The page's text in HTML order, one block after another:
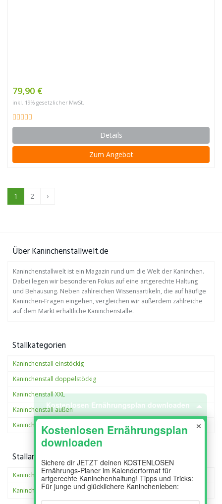
Kostenlosen Ernährungsplan downloaden
×
79,90 €
inkl. 19% gesetzlicher MwSt.
Details
Zum Angebot
1 2 ›
Über Kaninchenstallwelt.de
Kaninchenstallwelt ist ein Magazin rund um die Welt der Kaninchen.
Dabei legen wir besonderen Fokus auf eine artgerechte Haltung
und Behausung. Neben zahlreichen Wissensartikeln, die auf häufige
Kaninchen-Fragen eingehen, vergleichen wir außerdem zahlreiche
auf dem Markt erhältliche Kaninchenställe.
Stallkategorien
Kaninchenstall einstöckig
Kaninchenstall doppelstöckig
Kaninchenstall XXL
Kaninchenstall außen
Kaninchenstall Innen
Stallarten
Kaninchenställe
Kaninchengehege